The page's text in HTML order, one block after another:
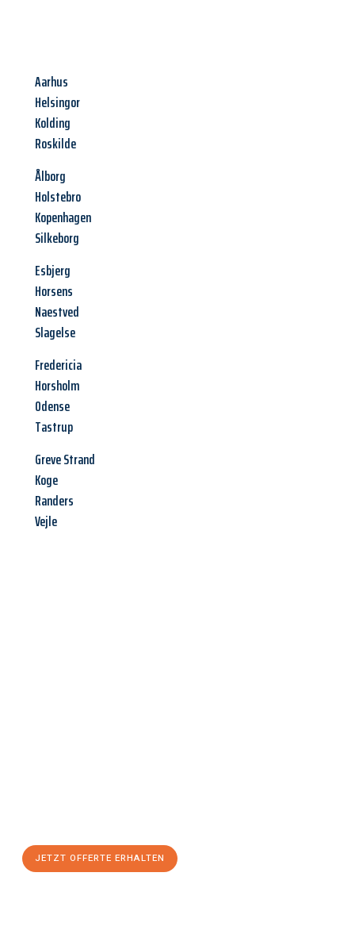
Aarhus
Helsingor
Kolding
Roskilde
Ålborg
Holstebro
Kopenhagen
Silkeborg
Esbjerg
Horsens
Naestved
Slagelse
Fredericia
Horsholm
Odense
Tastrup
Greve Strand
Koge
Randers
Vejle
JETZT OFFERTE ERHALTEN